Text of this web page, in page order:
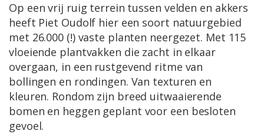
Op een vrij ruig terrein tussen velden en akkers
heeft Piet Oudolf hier een soort natuurgebied
met 26.000 (!) vaste planten neergezet. Met 115
vloeiende plantvakken die zacht in elkaar
overgaan, in een rustgevend ritme van
bollingen en rondingen. Van texturen en
kleuren. Rondom zijn breed uitwaaierende
bomen en heggen geplant voor een besloten
gevoel.